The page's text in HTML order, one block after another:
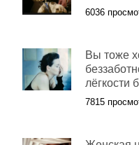
6036
Вы тоже
лёгкости
7815